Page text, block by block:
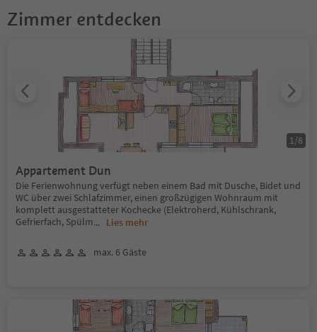
Zimmer entdecken
Appartement Dun
Die Ferienwohnung verfügt neben einem Bad mit Dusche, Bidet und
WC über zwei Schlafzimmer, einen großzügigen Wohnraum mit
komplett ausgestatteter Kochecke (Elektroherd, Kühlschrank,
Gefrierfach, Spülm... Lies mehr
max. 6 Gäste
1/8